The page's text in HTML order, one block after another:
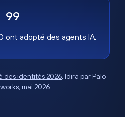
99
ont adopté des agents IA.
des identités 2026, Idira par Palo
mai 2026.